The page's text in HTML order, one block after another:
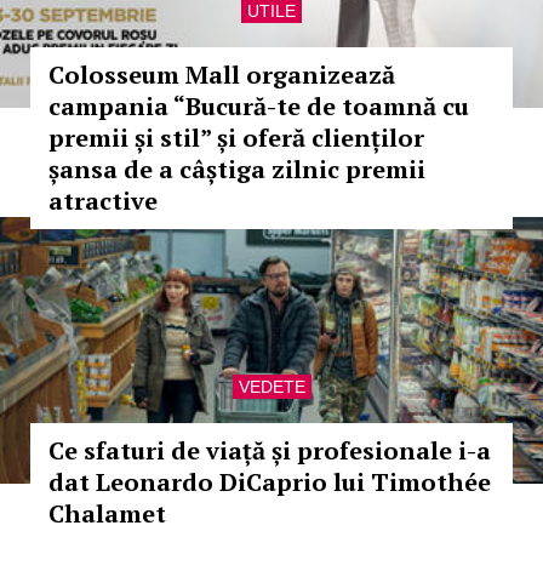
UTILE
Colosseum Mall organizează
campania “Bucură-te de toamnă cu
premii și stil” și oferă clienților
șansa de a câștiga zilnic premii
atractive
VEDETE
Ce sfaturi de viață și profesionale i-a
dat Leonardo DiCaprio lui Timothée
Chalamet